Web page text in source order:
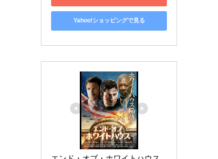
Yahoo!ショッピングで見る